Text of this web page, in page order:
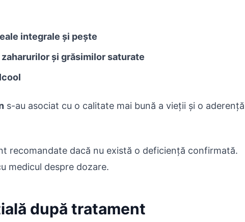
integrale și pește
și grăsimilor saturate
s-au asociat cu o calitate mai bună a vieții și o aderență
recomandate dacă nu există o deficiență confirmată.
medicul despre dozare.
după tratament